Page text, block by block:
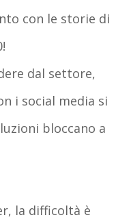
con le storie di
dal settore,
i social media si
bloccano a
la difficoltà è